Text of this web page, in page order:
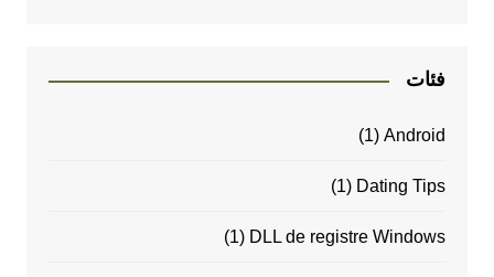
فئات
Android
(1)
Dating Tips
(1)
DLL de registre Windows
(1)